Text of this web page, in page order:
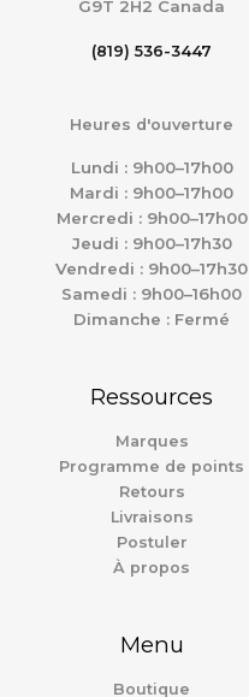
G9T 2H2 Canada
(819) 536-3447
Heures d'ouverture
Lundi : 9h00–17h00
Mardi : 9h00–17h00
Mercredi : 9h00–17h00
Jeudi : 9h00–17h30
Vendredi : 9h00–17h30
Samedi : 9h00–16h00
Dimanche : Fermé
Ressources
Marques
Programme de points
Retours
Livraisons
Postuler
À propos
Menu
Boutique